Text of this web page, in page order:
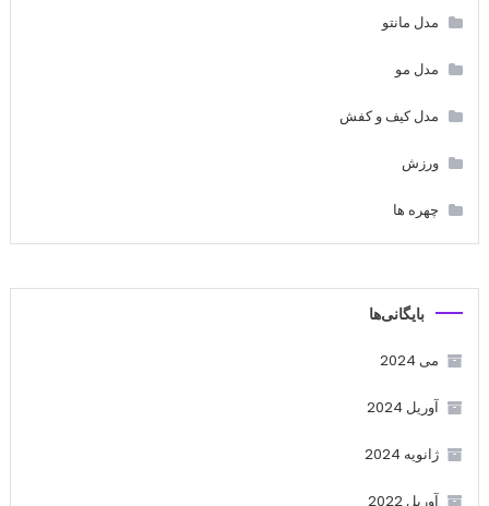
مدل مانتو
مدل مو
مدل کیف و کفش
ورزش
چهره ها
بایگانی‌ها
می 2024
آوریل 2024
ژانویه 2024
آوریل 2022